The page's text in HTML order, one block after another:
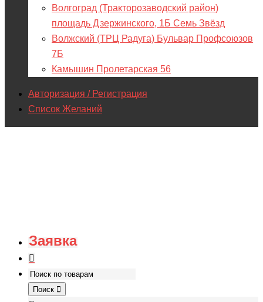
Волгоград (Тракторозаводский район)
площадь Дзержинского, 1Б Семь Звёзд
Волжский (ТРЦ Радуга) Бульвар Профсоюзов
7Б
Камышин Пролетарская 56
Авторизация / Регистрация
Список Желаний
Заявка
Поиск